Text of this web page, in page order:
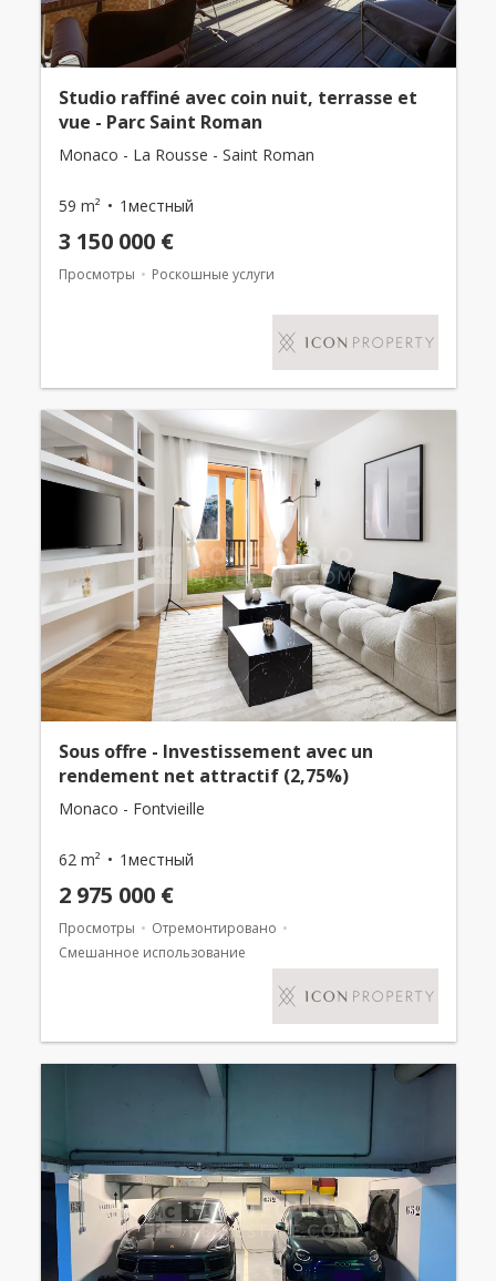
Studio raffiné avec coin nuit, terrasse et
vue - Parc Saint Roman
Monaco - La Rousse - Saint Roman
59 m² 1местный
3 150 000 €
Просмотры Роскошные услуги
Sous offre - Investissement avec un
rendement net attractif (2,75%)
Monaco - Fontvieille
62 m² 1местный
2 975 000 €
Просмотры
Отремонтировано
Смешанное использование